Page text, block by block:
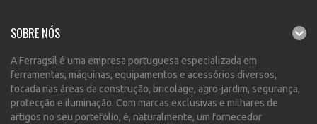
SOBRE NÓS
A Ferragsil é uma empresa portuguesa especializada em
ferramentas, máquinas, equipamentos e acessórios diversos,
focada nas áreas da construção, bricolage, agro-jardim, segurança,
protecção e iluminação. Com marcas exclusivas e milhares de
artigos no seu portefólio, é, naturalmente, um fornecedor